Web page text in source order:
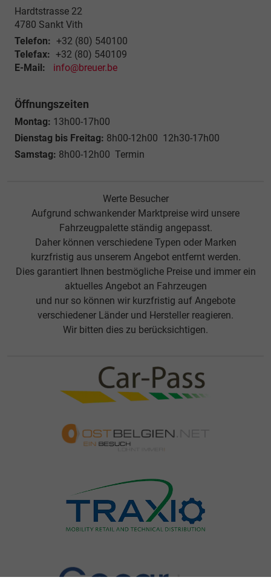
Hardtstrasse 22
4780 Sankt Vith
Telefon: +32 (80) 540100
Telefax: +32 (80) 540109
E-Mail:
info@breuer.be
Öffnungszeiten
Montag: 13h00-17h00
Dienstag bis Freitag: 8h00-12h00 12h30-17h00
Samstag: 8h00-12h00 Termin
Werte Besucher
Aufgrund schwankender Marktpreise wird unsere
Fahrzeugpalette ständig angepasst.
Daher können verschiedene Typen oder Marken
kurzfristig aus unserem Angebot entfernt werden.
Dies garantiert Ihnen bestmögliche Preise und immer ein
aktuelles Angebot an Fahrzeugen
und nur so können wir kurzfristig auf Angebote
verschiedener Länder und Hersteller reagieren.
Wir bitten dies zu berücksichtigen.